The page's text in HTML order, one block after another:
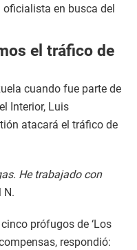
en busca del
el tráfico de
cuando fue parte de
Interior, Luis
atacará el tráfico de
He trabajado con
N.
prófugos de ‘Los
respondió: